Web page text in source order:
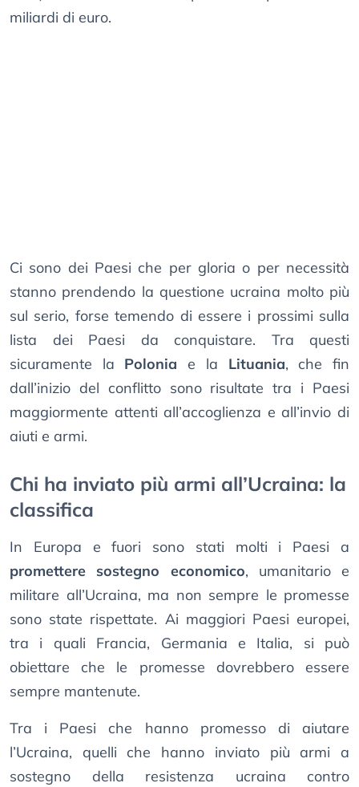
miliardi di euro.
Ci sono dei Paesi che per gloria o per necessità
stanno prendendo la questione ucraina molto più
sul serio, forse temendo di essere i prossimi sulla
lista dei Paesi da conquistare. Tra questi
sicuramente la Polonia e la Lituania, che fin
dall’inizio del conflitto sono risultate tra i Paesi
maggiormente attenti all’accoglienza e all’invio di
aiuti e armi.
Chi ha inviato più armi all’Ucraina: la
classifica
In Europa e fuori sono stati molti i Paesi a
promettere sostegno economico, umanitario e
militare all’Ucraina, ma non sempre le promesse
sono state rispettate. Ai maggiori Paesi europei,
tra i quali Francia, Germania e Italia, si può
obiettare che le promesse dovrebbero essere
sempre mantenute.
Tra i Paesi che hanno promesso di aiutare
l’Ucraina, quelli che hanno inviato più armi a
sostegno della resistenza ucraina contro